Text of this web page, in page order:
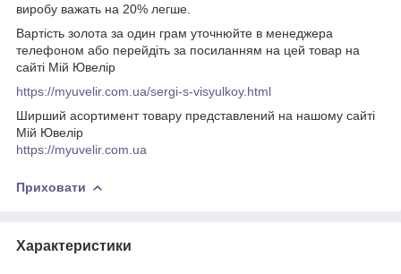
виробу важать на 20% легше.
Вартість золота за один грам уточнюйте в менеджера
телефоном або перейдіть за посиланням на цей товар на
сайті Мій Ювелір
https://myuvelir.com.ua/sergi-s-visyulkoy.html
Ширший асортимент товару представлений на нашому сайті
Мій Ювелір
https://myuvelir.com.ua
Приховати
Характеристики